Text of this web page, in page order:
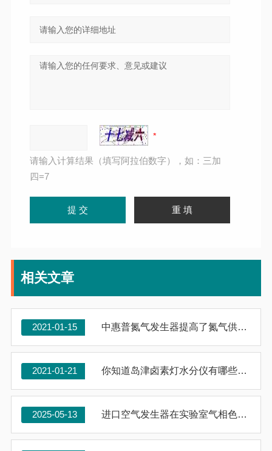
请输入计算结果（填写阿拉伯数字），如：三加
四=7
相关文章
2021-01-15 中惠普氮气发生器提高了氮气供应的安全性
2021-01-21 你知道岛津卤素灯水分仪有哪些亮点吗？
2025-05-13 进口空气发生器在实验室气相色谱仪中的关键作用